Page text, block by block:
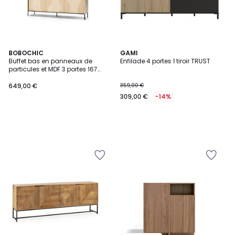
BOBOCHIC
Buffet bas en panneaux de
particules et MDF 3 portes 167
649,00 €
GAMI
Enfilade 4 portes 1 tiroir TRUST
359,00 €
309,00 € -14%